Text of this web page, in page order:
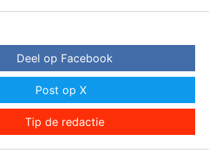
Deel op Facebook
Post op X
Tip de redactie